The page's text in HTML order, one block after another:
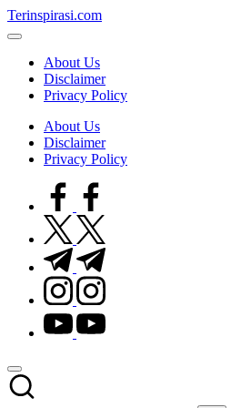
Skip
to
Terinspirasi.com
Inspirasi
TerkiniAbout Us
Disclaimer
Privacy Policy
About Us
Disclaimer
Privacy Policy
facebook.com
twitter.com
t.me
instagram.com
youtube.com